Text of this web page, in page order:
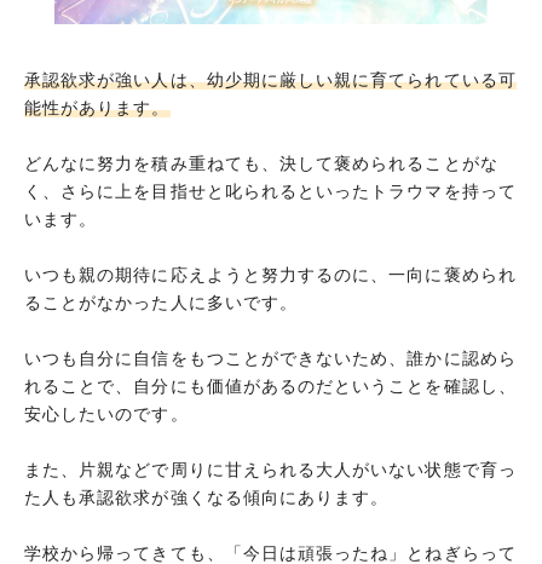
なんでも自分のせいにしてしまう
まとめ
承認欲求が強い人は、幼少期に厳しい親に育てられている可
能性があります。
どんなに努力を積み重ねても、決して褒められることがな
く、さらに上を目指せと叱られるといったトラウマを持って
います。
いつも親の期待に応えようと努力するのに、一向に褒められ
ることがなかった人に多いです。
いつも自分に自信をもつことができないため、誰かに認めら
れることで、自分にも価値があるのだということを確認し、
安心したいのです。
また、片親などで周りに甘えられる大人がいない状態で育っ
た人も承認欲求が強くなる傾向にあります。
学校から帰ってきても、「今日は頑張ったね」とねぎらって